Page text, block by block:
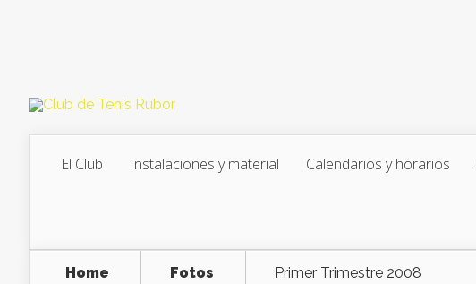
El Club Instalaciones y material Calendarios y horarios
Home Fotos Primer Trimestre 2008